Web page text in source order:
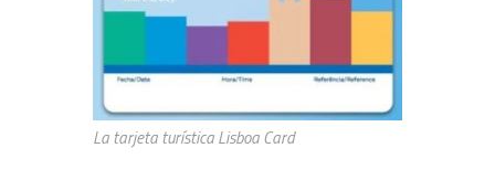
La tarjeta turística Lisboa Card